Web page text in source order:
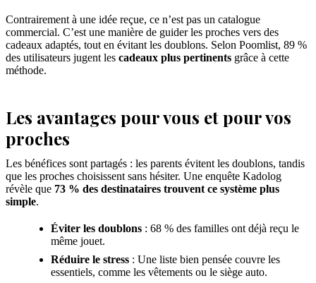
Contrairement à une idée reçue, ce n’est pas un catalogue
commercial. C’est une manière de guider les proches vers des
cadeaux adaptés, tout en évitant les doublons. Selon Poomlist, 89 %
des utilisateurs jugent les cadeaux plus pertinents grâce à cette
méthode.
Les avantages pour vous et pour vos
proches
Les bénéfices sont partagés : les parents évitent les doublons, tandis
que les proches choisissent sans hésiter. Une enquête Kadolog
révèle que 73 % des destinataires trouvent ce système plus
simple.
Éviter les doublons : 68 % des familles ont déjà reçu le
même jouet.
Réduire le stress : Une liste bien pensée couvre les
essentiels, comme les vêtements ou le siège auto.